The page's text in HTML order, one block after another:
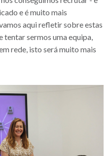
e é muito mais
aqui refletir sobre estas
tentar sermos uma equipa,
rede, isto será muito mais